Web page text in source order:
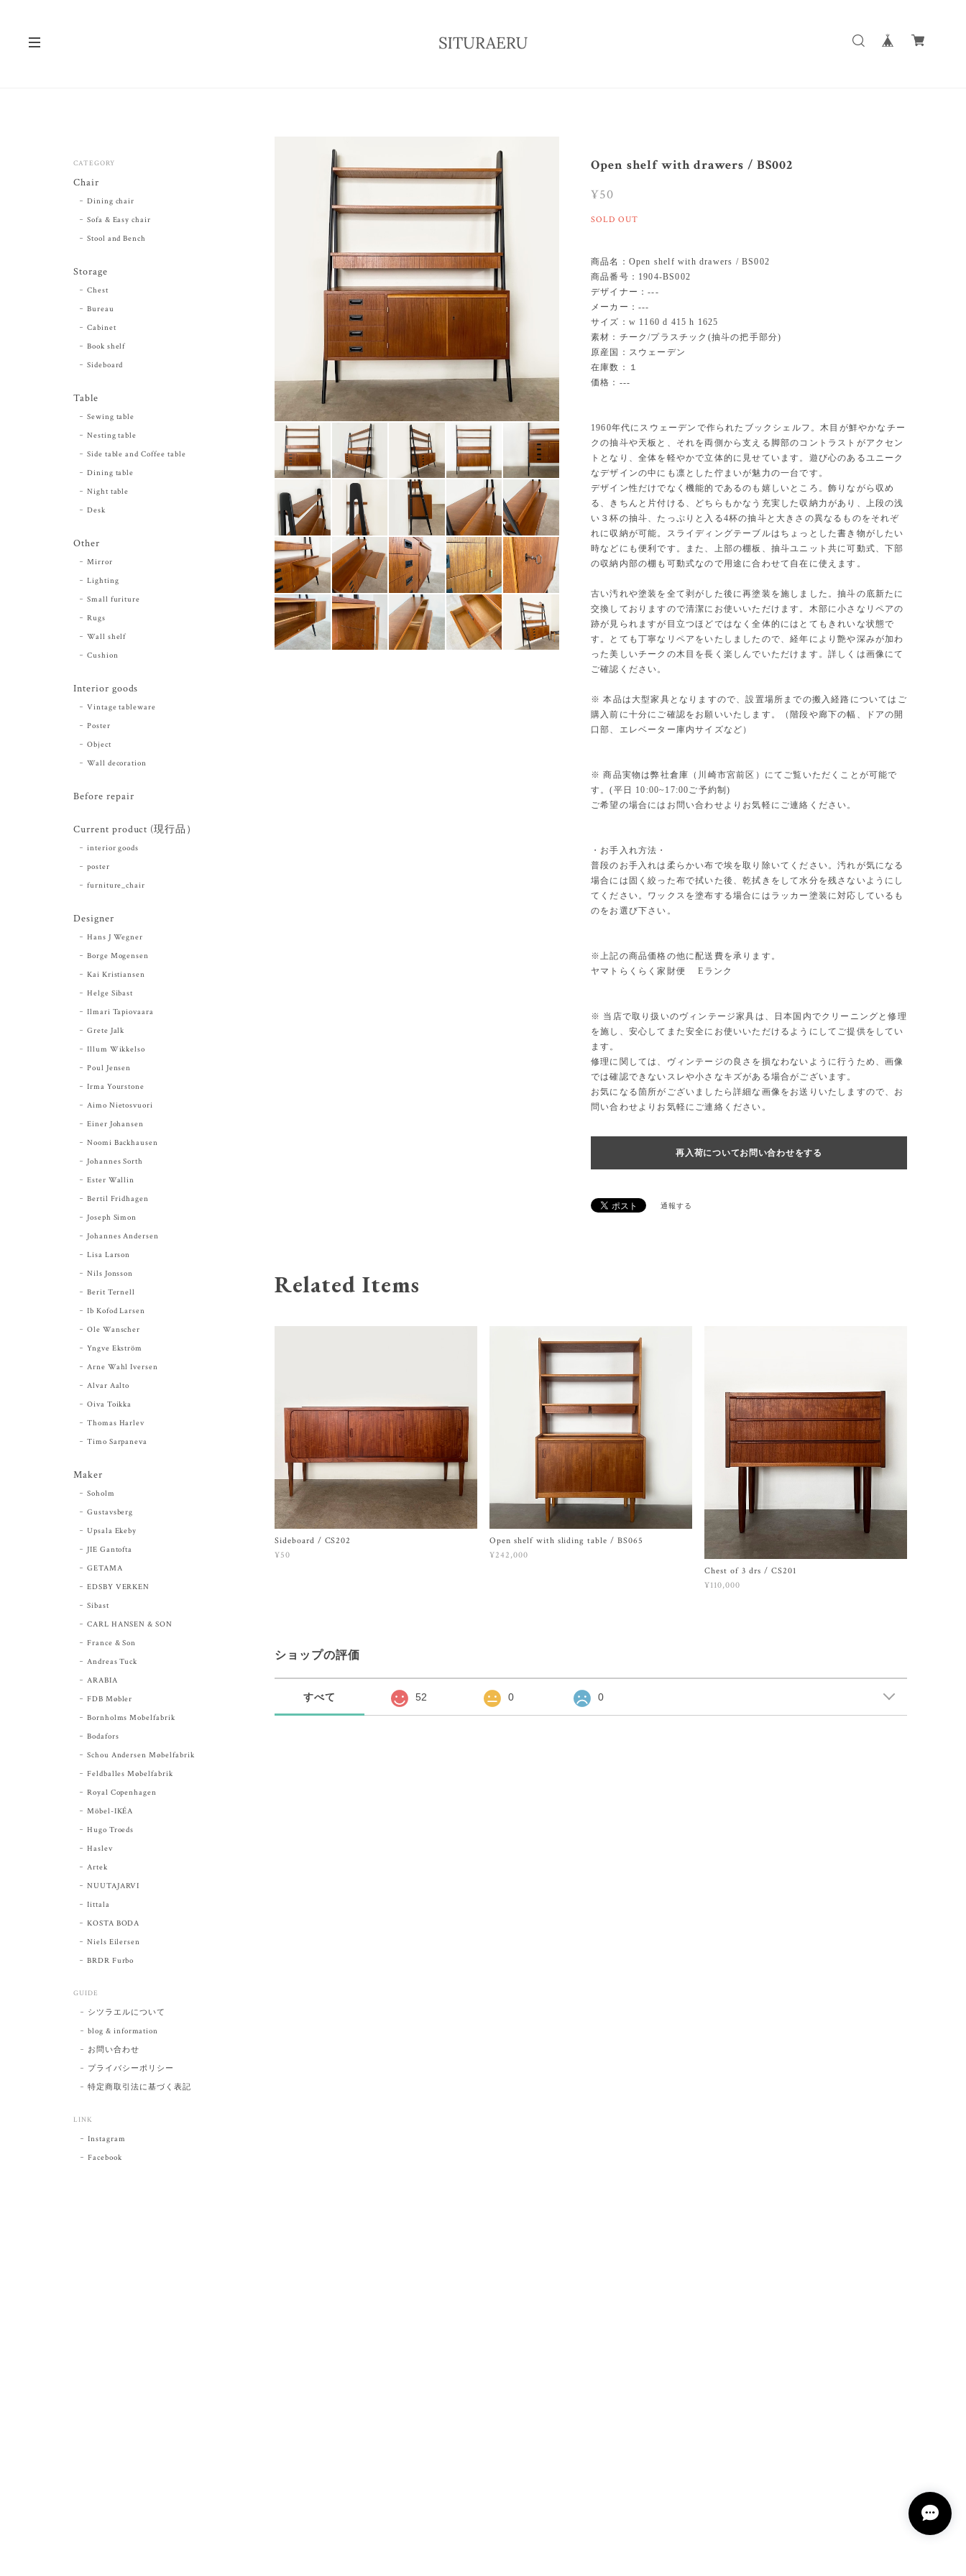
Open shelf with drawers / BS002
¥50
SOLD OUT
商品名：Open shelf with drawers / BS002
商品番号：1904-BS002
デザイナー：---
メーカー：---
サイズ：w 1160 d 415 h 1625
素材：チーク/プラスチック(抽斗の把手部分)
原産国：スウェーデン
在庫数：１
価格：---
1960年代にスウェーデンで作られたブックシェルフ。木目が鮮やかなチー
クの抽斗や天板と、それを両側から支える脚部のコントラストがアクセン
トとなり、全体を軽やかで立体的に見せています。遊び心のあるユニーク
なデザインの中にも凛とした佇まいが魅力の一台です。
デザイン性だけでなく機能的であるのも嬉しいところ。飾りながら収め
る、きちんと片付ける、どちらもかなう充実した収納力があり、上段の浅
い３杯の抽斗、たっぷりと入る4杯の抽斗と大きさの異なるものをそれぞ
れに収納が可能。スライディングテーブルはちょっとした書き物がしたい
時などにも便利です。また、上部の棚板、抽斗ユニット共に可動式、下部
の収納内部の棚も可動式なので用途に合わせて自在に使えます。
古い汚れや塗装を全て剥がした後に再塗装を施しました。抽斗の底新たに
交換しておりますので清潔にお使いいただけます。木部に小さなリペアの
跡が見られますが目立つほどではなく全体的にはとてもきれいな状態で
す。とても丁寧なリペアをいたしましたので、経年により艶や深みが加わ
った美しいチークの木目を長く楽しんでいただけます。詳しくは画像にて
ご確認ください。
※ 本品は大型家具となりますので、設置場所までの搬入経路についてはご
購入前に十分にご確認をお願いいたします。（階段や廊下の幅、ドアの開
口部、エレベーター庫内サイズなど）
※ 商品実物は弊社倉庫（川崎市宮前区）にてご覧いただくことが可能で
す。(平日 10:00~17:00ご予約制)
ご希望の場合にはお問い合わせよりお気軽にご連絡ください。
・お手入れ方法・
普段のお手入れは柔らかい布で埃を取り除いてください。汚れが気になる
場合には固く絞った布で拭いた後、乾拭きをして水分を残さないようにし
てください。ワックスを塗布する場合にはラッカー塗装に対応しているも
のをお選び下さい。
※上記の商品価格の他に配送費を承ります。
ヤマトらくらく家財便 Eランク
※ 当店で取り扱いのヴィンテージ家具は、日本国内でクリーニングと修理
を施し、安心してまた安全にお使いいただけるようにしてご提供をしてい
ます。
修理に関しては、ヴィンテージの良さを損なわないように行うため、画像
では確認できないスレや小さなキズがある場合がございます。
お気になる箇所がございましたら詳細な画像をお送りいたしますので、お
問い合わせよりお気軽にご連絡ください。
再入荷についてお問い合わせをする
通報する
Related Items
Sideboard / CS202
¥50
Open shelf with sliding table / BS065
¥242,000
Chest of 3 drs / CS201
¥110,000
ショップの評価
すべて 52 0 0
CATEGORY
Chair
Dining chair
Sofa & Easy chair
Stool and Bench
Storage
Chest
Bureau
Cabinet
Book shelf
Sideboard
Table
Sewing table
Nesting table
Side table and Coffee table
Dining table
Night table
Desk
Other
Mirror
Lighting
Small furiture
Rugs
Wall shelf
Cushion
Interior goods
Vintage tableware
Poster
Object
Wall decoration
Before repair
Current product (現行品）
interior goods
poster
furniture_chair
Designer
Hans J Wegner
Borge Mogensen
Kai Kristiansen
Helge Sibast
Ilmari Tapiovaara
Grete Jalk
Illum Wikkelso
Poul Jensen
Irma Yourstone
Aimo Nietosvuori
Einer Johansen
Noomi Backhausen
Johannes Sorth
Ester Wallin
Bertil Fridhagen
Joseph Simon
Johannes Andersen
Lisa Larson
Nils Jonsson
Berit Ternell
Ib Kofod Larsen
Ole Wanscher
Yngve Ekström
Arne Wahl Iversen
Alvar Aalto
Oiva Toikka
Thomas Harlev
Timo Sarpaneva
Maker
Soholm
Gustavsberg
Upsala Ekeby
JIE Gantofta
GETAMA
EDSBY VERKEN
Sibast
CARL HANSEN & SON
France & Son
Andreas Tuck
ARABIA
FDB Møbler
Bornholms Mobelfabrik
Bodafors
Schou Andersen Møbelfabrik
Feldballes Møbelfabrik
Royal Copenhagen
Möbel-IKÉA
Hugo Troeds
Haslev
Artek
NUUTAJARVI
Iittala
KOSTA BODA
Niels Eilersen
BRDR Furbo
GUIDE
シツラエルについて
blog & information
お問い合わせ
プライバシーポリシー
特定商取引法に基づく表記
LINK
Instagram
Facebook